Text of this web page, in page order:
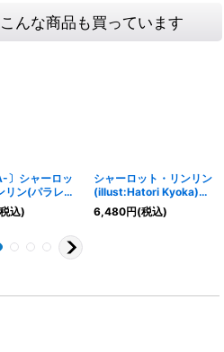
んな商品も買っています
〕シャーロッ
リン(パラレ
Kyoka)
073}
込)
シャーロット・リンリン
(illust:Hatori Kyoka)
【SR】{ST07-010}
6,480円(税込)